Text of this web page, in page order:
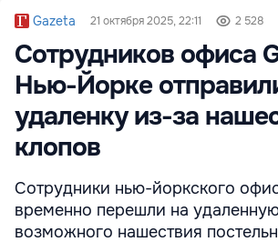
Gazeta 21 октября 2025, 22:11 2 528
Сотрудников офиса
Нью-Йорке
удаленку из-за
клопов
Сотрудники нью-йоркского
временно перешли на
возможного нашествия